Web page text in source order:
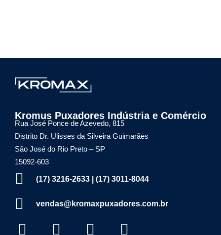
Kromax Puxadores
Kromus Puxadores Indústria e Comércio
Rua José Ponce de Azevedo, 815
Distrito Dr. Ulisses da Silveira Guimarães
São José do Rio Preto – SP
15092-603
(17) 3216-2633 | (17) 3011-8044
vendas@kromaxpuxadores.com.br